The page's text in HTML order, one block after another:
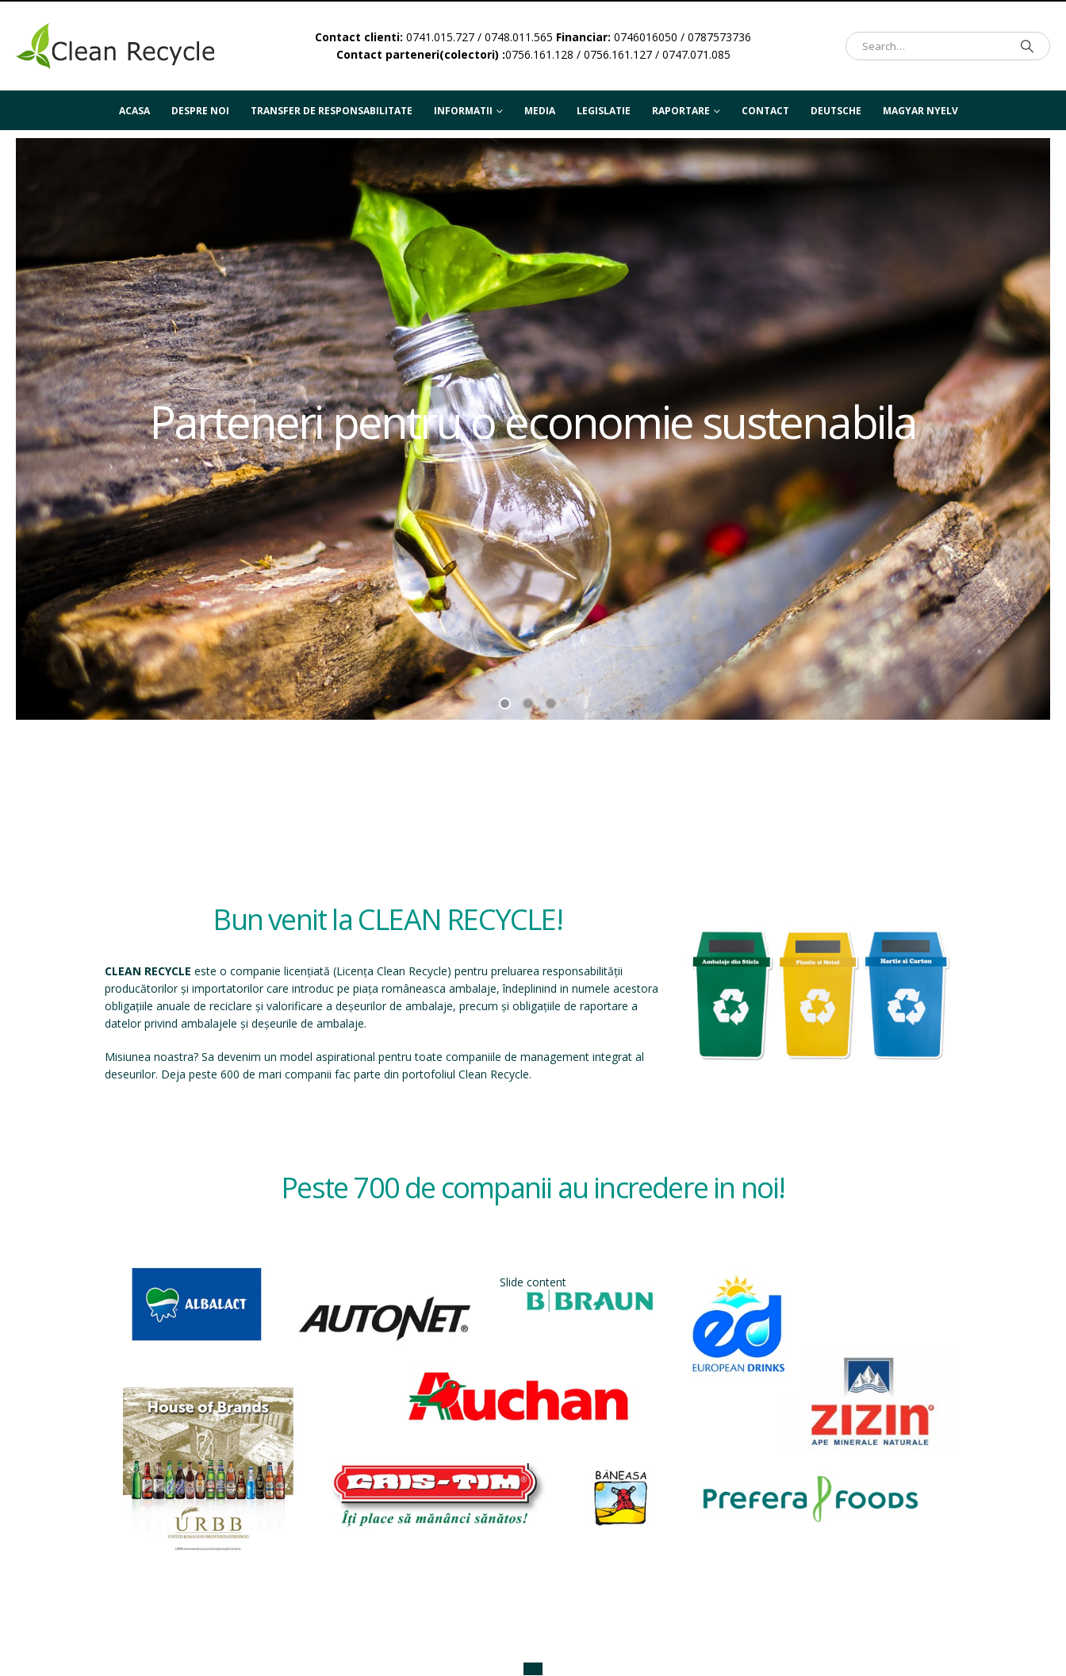
Contact clienti: 0741.015.727 / 0748.011.565 Financiar: 0746016050 / 0787573736
Contact parteneri(colectori) :0756.161.128 / 0756.161.127 / 0747.071.085
ACASA DESPRE NOI TRANSFER DE RESPONSABILITATE INFORMATII MEDIA LEGISLATIE RAPORTARE CONTACT DEUTSCHE MAGYAR NYELV
Parteneri pentru o economie sustenabila
Bun venit la CLEAN RECYCLE!
CLEAN RECYCLE este o companie licențiată (Licența Clean Recycle) pentru preluarea responsabilității
producătorilor și importatorilor care introduc pe piața româneasca ambalaje, îndeplinind in numele acestora
obligațiile anuale de reciclare și valorificare a deșeurilor de ambalaje, precum și obligațiile de raportare a
datelor privind ambalajele și deșeurile de ambalaje.
Misiunea noastra? Sa devenim un model aspirational pentru toate companiile de management integrat al
deseurilor. Deja peste 600 de mari companii fac parte din portofoliul Clean Recycle.
Peste 700 de companii au incredere in noi!
Slide content